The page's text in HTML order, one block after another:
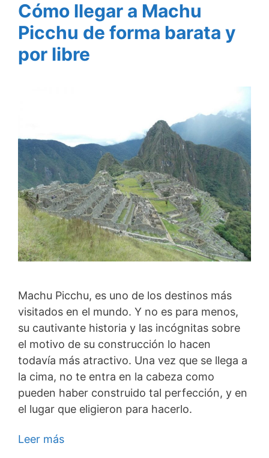
Cómo llegar a Machu
Picchu de forma barata y
por libre
Machu Picchu, es uno de los destinos más
visitados en el mundo. Y no es para menos,
su cautivante historia y las incógnitas sobre
el motivo de su construcción lo hacen
todavía más atractivo. Una vez que se llega a
la cima, no te entra en la cabeza como
pueden haber construido tal perfección, y en
el lugar que eligieron para hacerlo.
Leer más